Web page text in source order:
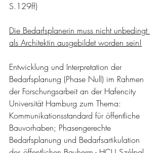
S.129ff)
Die Bedarfsplanerin muss nicht unbedingt
als Architektin ausgebildet worden sein!
Entwicklung und Interpretation der
Bedarfsplanung (Phase Null) im Rahmen
der Forschungsarbeit an der Hafencity
Universität Hamburg zum Thema:
Kommunikationsstandard für öffentliche
Bauvorhaben; Phasengerechte
Bedarfsplanung und Bedarfsartikulation